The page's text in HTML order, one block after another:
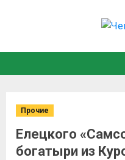
Прочие
Елецкого
богатыри из